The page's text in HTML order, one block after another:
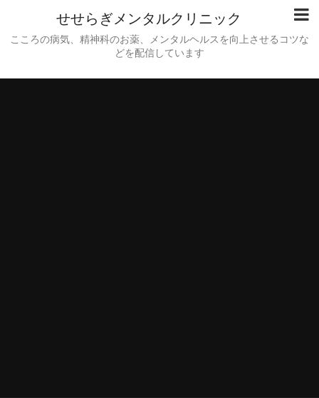
せせらぎメンタルクリニック
こころの病気、精神科のお薬、メンタルヘルスを向上させるコツな
どを配信しています